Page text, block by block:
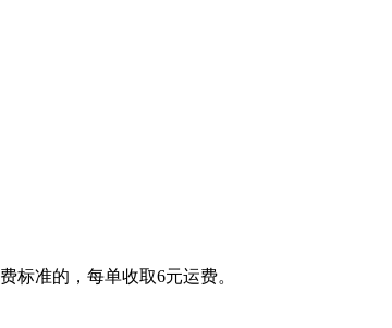
标准的，每单收取6元运费。